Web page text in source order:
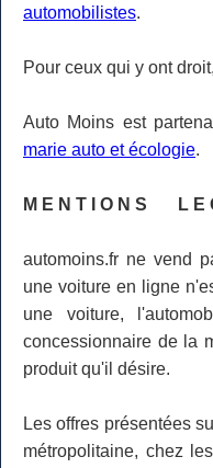
automobilistes.
Pour ceux qui y ont
Auto Moins est
marie auto et écologie.
M E N T I O N S L E
automoins.fr ne vend
une voiture en ligne
une voiture,
concessionnaire de la
produit qu'il désire.
Les offres présentées
métropolitaine, chez